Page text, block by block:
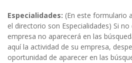
Especialidades: (En este formulario
el directorio son Especialidades) Si
empresa no aparecerá en las
aquí la actividad de su empresa,
oportunidad de aparecer en las